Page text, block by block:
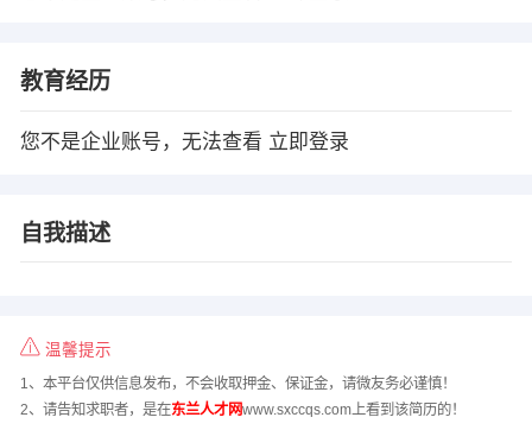
教育经历
您不是企业账号，无法查看 立即登录
自我描述
温馨提示
1、本平台仅供信息发布，不会收取押金、保证金，请微友务必谨慎！
2、请告知求职者，是在东兰人才网www.sxccqs.com上看到该简历的！